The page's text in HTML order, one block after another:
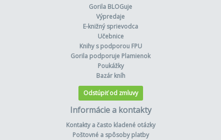
Gorila BLOGuje
Výpredaje
E-knižný sprievodca
Učebnice
Knihy s podporou FPU
Gorila podporuje Plamienok
Poukážky
Bazár kníh
Odstúpiť od zmluvy
Informácie a kontakty
Kontakty a často kladené otázky
Poštovné a spôsoby platby